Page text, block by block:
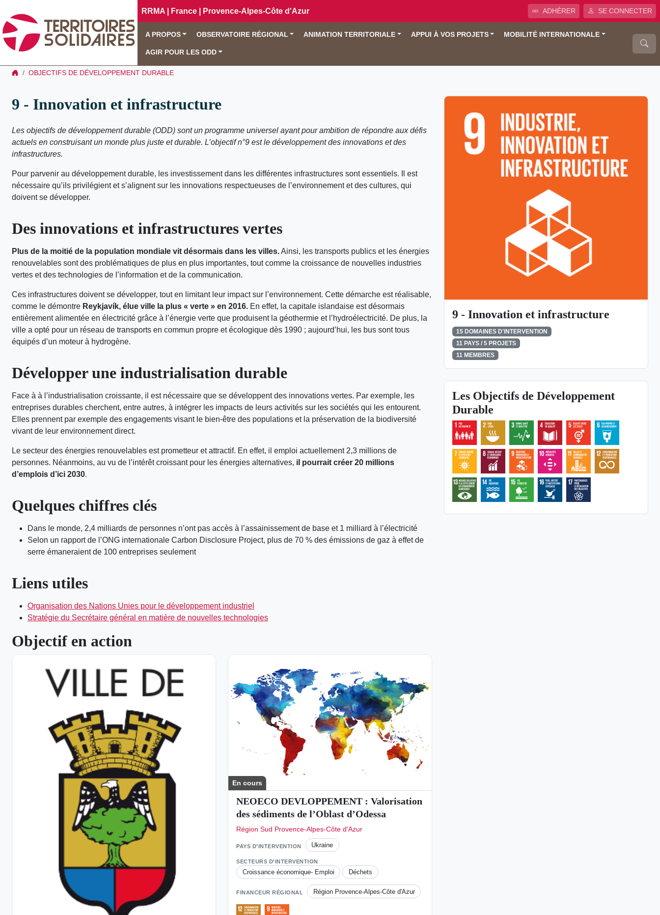
RRMA | France | Provence-Alpes-Côte d'Azur ADHÉRER SE CONNECTER
A PROPOS OBSERVATOIRE RÉGIONAL ANIMATION TERRITORIALE APPUI À VOS PROJETS MOBILITÉ INTERNATIONALE
AGIR POUR LES ODD
OBJECTIFS DE DÉVELOPPEMENT DURABLE
9 - Innovation et infrastructure
Les objectifs de développement durable (ODD) sont un programme universel ayant pour ambition de répondre aux défis
actuels en construisant un monde plus juste et durable. L’objectif n°9 est le développement des innovations et des
infrastructures.
Pour parvenir au développement durable, les investissement dans les différentes infrastructures sont essentiels. Il est
nécessaire qu’ils privilégient et s’alignent sur les innovations respectueuses de l’environnement et des cultures, qui
doivent se développer.
Des innovations et infrastructures vertes
Plus de la moitié de la population mondiale vit désormais dans les villes.Ainsi, les transports publics et les énergies
renouvelables sont des problématiques de plus en plus importantes, tout comme la croissance de nouvelles industries
vertes et des technologies de l’information et de la communication.
Ces infrastructures doivent se développer, tout en limitant leur impact sur l’environnement. Cette démarche est réalisable,
comme le démontre Reykjavík, élue ville la plus « verte » en 2016. En effet, la capitale islandaise est désormais
entièrement alimentée en électricité grâce à l’énergie verte que produisent la géothermie et l’hydroélectricité. De plus, la
ville a opté pour un réseau de transports en commun propre et écologique dès 1990 ; aujourd’hui, les bus sont tous
équipés d’un moteur à hydrogène.
Développer une industrialisation durable
Face à à l’industrialisation croissante, il est nécessaire que se développent des innovations vertes. Par exemple, les
entreprises durables cherchent, entre autres, à intégrer les impacts de leurs activités sur les sociétés qui les entourent.
Elles prennent par exemple des engagements visant le bien-être des populations et la préservation de la biodiversité
vivant de leur environnement direct.
Le secteur des énergies renouvelables est prometteur et attractif. En effet, il emploi actuellement 2,3 millions de
personnes. Néanmoins, au vu de l’intérêt croissant pour les énergies alternatives, il pourrait créer 20 millions
d’emplois d’ici 2030.
Quelques chiffres clés
Dans le monde, 2,4 milliards de personnes n’ont pas accès à l’assainissement de base et 1 milliard à l’électricité
Selon un rapport de l’ONG internationale Carbon Disclosure Project, plus de 70 % des émissions de gaz à effet de
serre émaneraient de 100 entreprises seulement
Liens utiles
Organisation des Nations Unies pour le développement industriel
Stratégie du Secrétaire général en matière de nouvelles technologies
Objectif en action
En cours
NEOECO DEVLOPPEMENT : Valorisation
des sédiments de l’Oblast d’Odessa
Région Sud Provence-Alpes-Côte d'Azur
PAYS D’INTERVENTION Ukraine
SECTEURS D’INTERVENTION
Croissance économique- Emploi Déchets
FINANCEUR RÉGIONAL Région Provence-Alpes-Côte d'Azur
9 - Innovation et infrastructure
15 DOMAINES D'INTERVENTION
11 PAYS / 5 PROJETS
11 MEMBRES
Les Objectifs de Développement
Durable